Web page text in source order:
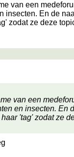
van een
insecten. En de
zodat ze deze
van een
en insecten. En
'tag' zodat ze